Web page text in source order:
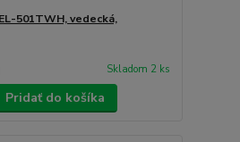
501TWH, vedecká,
Skladom 2 ks
Pridať do košíka